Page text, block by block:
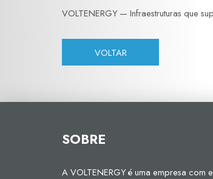
VOLTENERGY — Infraestruturas que
VOLTAR
SOBRE
A VOLTENERGY é uma empresa com